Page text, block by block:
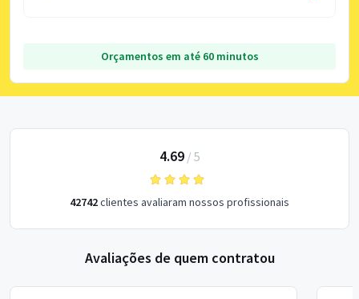
Orçamentos em até 60 minutos
4.69/ 5
42742clientes avaliaram nossos profissionais
Avaliações de quem contratou